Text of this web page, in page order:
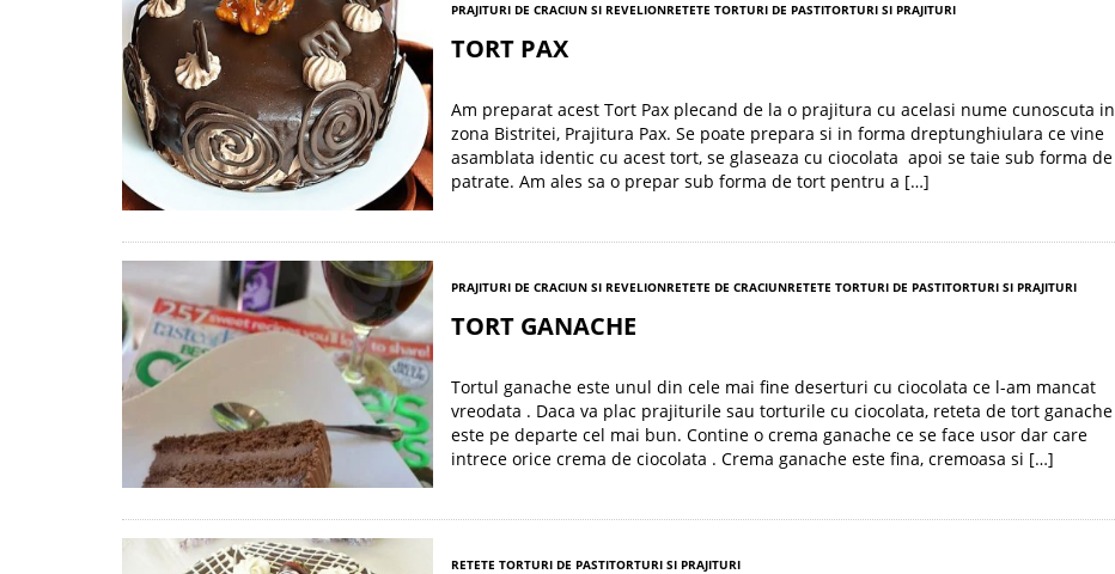
PRAJITURI DE CRACIUN SI REVELIONRETETE TORTURI DE PASTITORTURI SI PRAJITURI
TORT PAX
Am preparat acest Tort Pax plecand de la o prajitura cu acelasi nume cunoscuta in
zona Bistritei, Prajitura Pax. Se poate prepara si in forma dreptunghiulara ce vine
asamblata identic cu acest tort, se glaseaza cu ciocolata apoi se taie sub forma de
patrate. Am ales sa o prepar sub forma de tort pentru a […]
PRAJITURI DE CRACIUN SI REVELIONRETETE DE CRACIUNRETETE TORTURI DE PASTITORTURI SI PRAJITURI
TORT GANACHE
Tortul ganache este unul din cele mai fine deserturi cu ciocolata ce l-am mancat
vreodata . Daca va plac prajiturile sau torturile cu ciocolata, reteta de tort ganache
este pe departe cel mai bun. Contine o crema ganache ce se face usor dar care
intrece orice crema de ciocolata . Crema ganache este fina, cremoasa si […]
RETETE TORTURI DE PASTITORTURI SI PRAJITURI